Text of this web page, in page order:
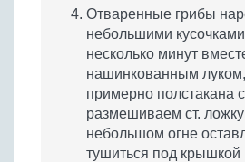
Отваренные грибы
небольшими
несколько минут
нашинкованным
примерно полстакана
размешиваем ст.
небольшом огне
тушиться под крышкой